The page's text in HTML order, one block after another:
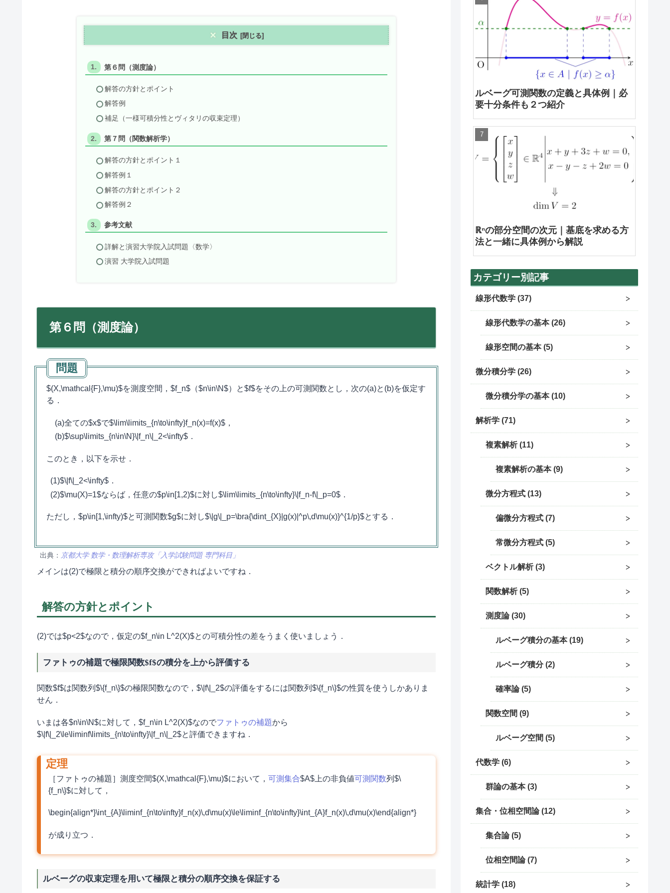
目次
第６問（測度論）
解答の方針とポイント
解答例
補足（一様可積分性とヴィタリの収束定理）
第７問（関数解析学）
解答の方針とポイント１
解答例１
解答の方針とポイント２
解答例２
参考文献
詳解と演習大学院入試問題〈数学〉
演習 大学院入試問題
第６問（測度論）
$(X,\mathcal{F},\mu)$を測度空間，$f_n$（$n\in\N$）と$f$をその上の可測関数とし，次の(a)と(b)を仮定す
る．
(a)全ての$x$で$\lim\limits_{n\to\infty}f_n(x)=f(x)$，
(b)$\sup\limits_{n\in\N}\|f_n\|_2<\infty$．
このとき，以下を示せ．
$\|f\|_2<\infty$．
$\mu(X)=1$ならば，任意の$p\in[1,2)$に対し$\lim\limits_{n\to\infty}\|f_n-f\|_p=0$．
ただし，$p\in[1,\infty)$と可測関数$g$に対し$\|g\|_p=\bra{\dint_{X}|g(x)|^p\,d\mu(x)}^{1/p}$とする．
出典： 京都大学 数学・数理解析専攻「入学試験問題 専門科目」
メインは(2)で極限と積分の順序交換ができればよいですね．
解答の方針とポイント
(2)では$p<2$なので，仮定の$f_n\in L^2(X)$との可積分性の差をうまく使いましょう．
ファトゥの補題で極限関数$f$の積分を上から評価する
関数$f$は関数列$\{f_n\}$の極限関数なので，$\|f\|_2$の評価をするには関数列$\{f_n\}$の性質を使うしかありま
せん．
いまは各$n\in\N$に対して，$f_n\in L^2(X)$なのでファトゥの補題から
$\|f\|_2\le\liminf\limits_{n\to\infty}\|f_n\|_2$と評価できますね．
［ファトゥの補題］測度空間$(X,\mathcal{F},\mu)$において， 可測集合$A$上の非負値可測関数列$\
{f_n\}$に対して，
\begin{align*}\int_{A}\liminf_{n\to\infty}f_n(x)\,d\mu(x)\le\liminf_{n\to\infty}\int_{A}f_n(x)\,d\mu(x)\end{align*}
が成り立つ．
ルベーグの収束定理を用いて極限と積分の順序交換を保証する
ルベーグ可測関数の定義と具体例｜必
要十分条件も２つ紹介
ℝⁿの部分空間の次元｜基底を求める方
法と一緒に具体例から解説
カテゴリー別記事
線形代数学 37
線形代数学の基本 26
線形空間の基本 5
微分積分学 26
微分積分学の基本 10
解析学 71
複素解析 11
複素解析の基本 9
微分方程式 13
偏微分方程式 7
常微分方程式 5
ベクトル解析 3
関数解析 5
測度論 30
ルベーグ積分の基本 19
ルベーグ積分 2
確率論 5
関数空間 9
ルベーグ空間 5
代数学 6
群論の基本 3
集合・位相空間論 12
集合論 5
位相空間論 7
統計学 18